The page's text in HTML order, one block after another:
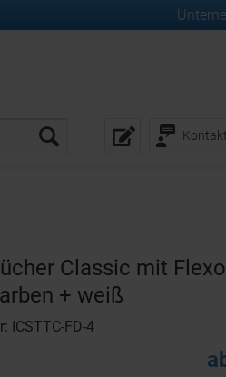
Kontakt
Classic mit
+ weiß
ICSTTC-FD-4